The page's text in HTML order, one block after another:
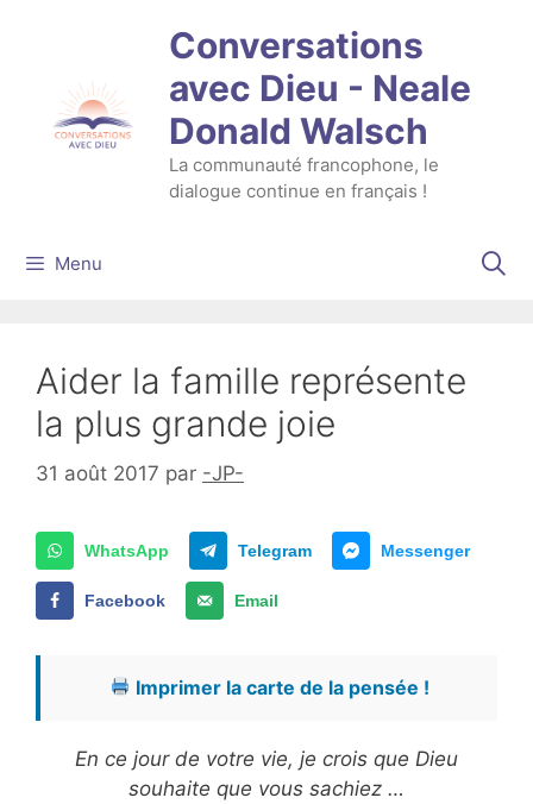
Conversations
avec Dieu - Neale
Donald Walsch
La communauté francophone, le
dialogue continue en français !
Menu
Aider la famille représente
la plus grande joie
31 août 2017 par -JP-
WhatsApp Telegram Messenger
Facebook Email
Imprimer la carte de la pensée !
En ce jour de votre vie, je crois que Dieu
souhaite que vous sachiez …